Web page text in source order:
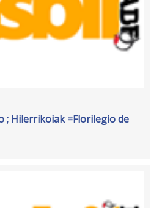
; Hilerrikoiak =Florilegio de